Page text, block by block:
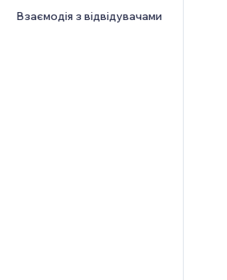
Взаємодія з відвідувачами